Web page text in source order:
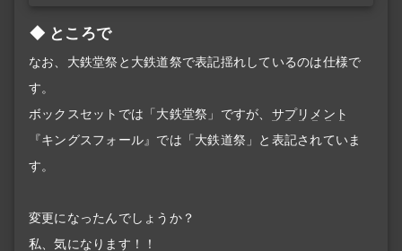
ところで
なお、大鉄堂祭と大鉄道祭で表記揺れしているのは仕様で
す。
ボックスセットでは「大鉄堂祭」ですが、 サプリメント
『キングスフォール』では「大鉄道祭」と表記されていま
す。
変更になったんでしょうか？
私、気になります！！